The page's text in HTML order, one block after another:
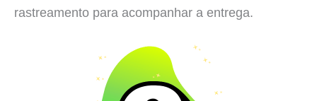
rastreamento para acompanhar a entrega.